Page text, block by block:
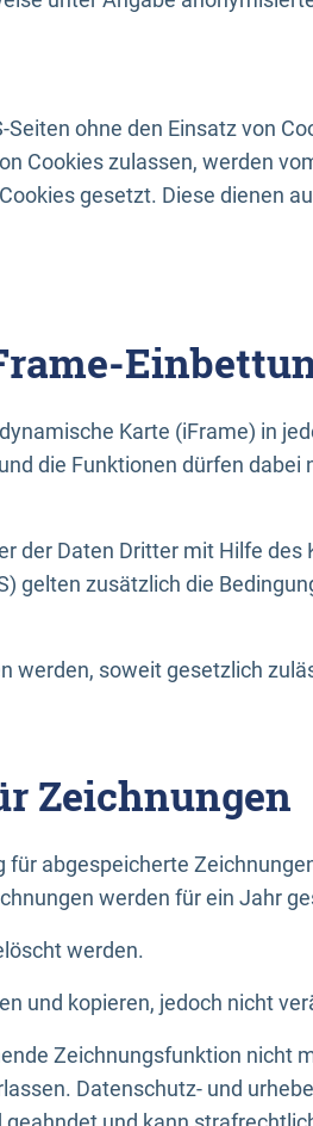
ohne den Einsatz von
Cookies zulassen, werden
gesetzt. Diese dienen
Karte (iFrame) in
die Funktionen dürfen dabei
der Daten Dritter mit Hilfe des
gelten zusätzlich die
werden, soweit gesetzlich
Zeichnungen
abgespeicherte
werden für ein Jahr
werden.
und kopieren, jedoch nicht
Zeichnungsfunktion nicht
Datenschutz- und